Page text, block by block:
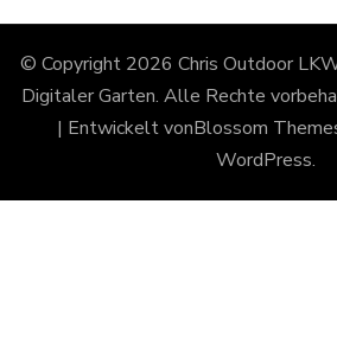
© Copyright 2026 Chris Outdoor
Digitaler Garten. Alle Rechte
| Entwickelt vonBlossom
WordPress.